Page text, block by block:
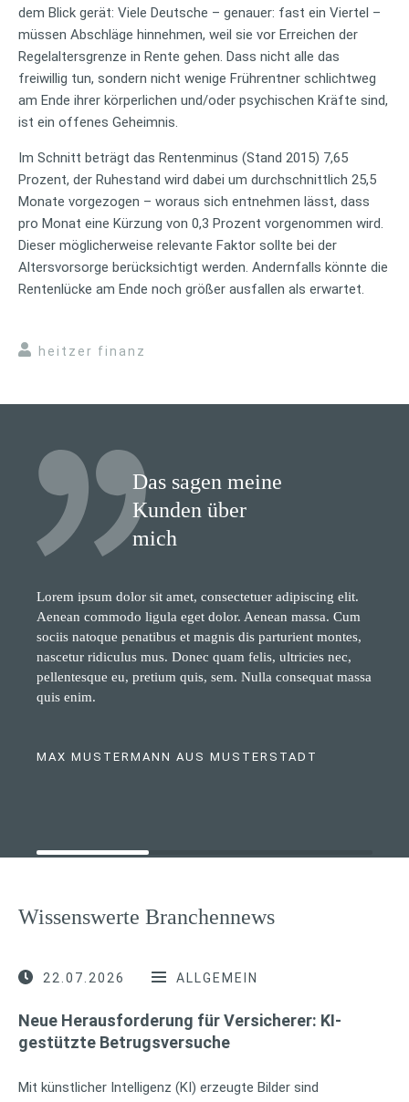
dem Blick gerät: Viele Deutsche – genauer: fast ein Viertel –
müssen Abschläge hinnehmen, weil sie vor Erreichen der
Regelaltersgrenze in Rente gehen. Dass nicht alle das
freiwillig tun, sondern nicht wenige Frührentner schlichtweg
am Ende ihrer körperlichen und/oder psychischen Kräfte sind,
ist ein offenes Geheimnis.
Im Schnitt beträgt das Rentenminus (Stand 2015) 7,65
Prozent, der Ruhestand wird dabei um durchschnittlich 25,5
Monate vorgezogen – woraus sich entnehmen lässt, dass
pro Monat eine Kürzung von 0,3 Prozent vorgenommen wird.
Dieser möglicherweise relevante Faktor sollte bei der
Altersvorsorge berücksichtigt werden. Andernfalls könnte die
Rentenlücke am Ende noch größer ausfallen als erwartet.
heitzer finanz
Das sagen meine
Kunden über
mich
Lorem ipsum dolor sit amet, consectetuer adipiscing elit.
Aenean commodo ligula eget dolor. Aenean massa. Cum
sociis natoque penatibus et magnis dis parturient montes,
nascetur ridiculus mus. Donec quam felis, ultricies nec,
pellentesque eu, pretium quis, sem. Nulla consequat massa
quis enim.
MAX MUSTERMANN AUS MUSTERSTADT
Wissenswerte Branchennews
22.07.2026 ALLGEMEIN
Neue Herausforderung für Versicherer: KI-
gestützte Betrugsversuche
Mit künstlicher Intelligenz (KI) erzeugte Bilder sind